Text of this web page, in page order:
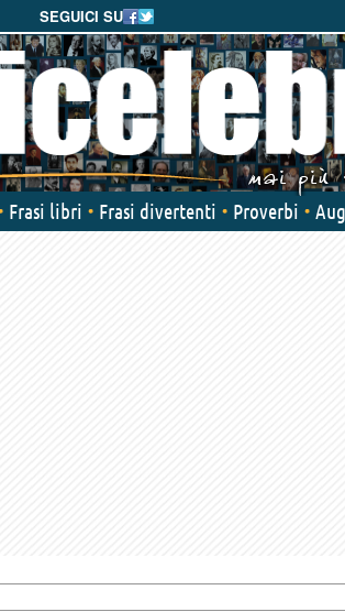
SEGUICI SU
Frasi libri Frasi divertenti Proverbi